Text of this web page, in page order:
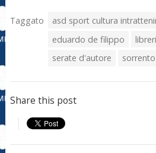
Taggato
asd sport cultura
eduardo de filippo
serate d'autore
sorrento
Share this post